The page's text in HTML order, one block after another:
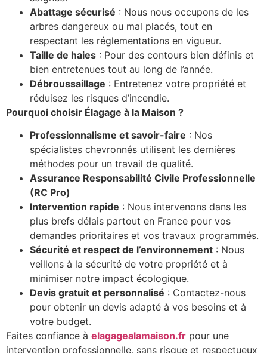
Abattage sécurisé : Nous nous occupons de les
arbres dangereux ou mal placés, tout en
respectant les réglementations en vigueur.
Taille de haies : Pour des contours bien définis et
bien entretenues tout au long de l’année.
Débroussaillage : Entretenez votre propriété et
réduisez les risques d’incendie.
Pourquoi choisir Élagage à la Maison ?
Professionnalisme et savoir-faire : Nos
spécialistes chevronnés utilisent les dernières
méthodes pour un travail de qualité.
Assurance Responsabilité Civile Professionnelle
(RC Pro)
Intervention rapide : Nous intervenons dans les
plus brefs délais partout en France pour vos
demandes prioritaires et vos travaux programmés.
Sécurité et respect de l’environnement : Nous
veillons à la sécurité de votre propriété et à
minimiser notre impact écologique.
Devis gratuit et personnalisé : Contactez-nous
pour obtenir un devis adapté à vos besoins et à
votre budget.
Faites confiance à elagagealamaison.fr pour une
intervention professionnelle, sans risque et respectueux